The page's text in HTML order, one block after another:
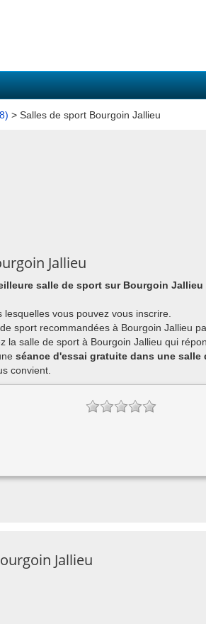
> Salles de sport Bourgoin Jallieu
Jallieu
salle de sport sur Bourgoin Jallieu
vous pouvez vous inscrire.
sport recommandées à Bourgoin Jallieu
salle de sport à Bourgoin Jallieu qui
séance d'essai gratuite dans une
convient.
Jallieu